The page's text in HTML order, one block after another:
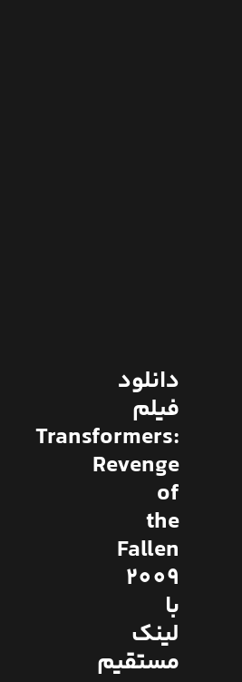
دانلود
فیلم
Transformers:
Revenge
of
the
Fallen
2009
با
لینک
مستقیم